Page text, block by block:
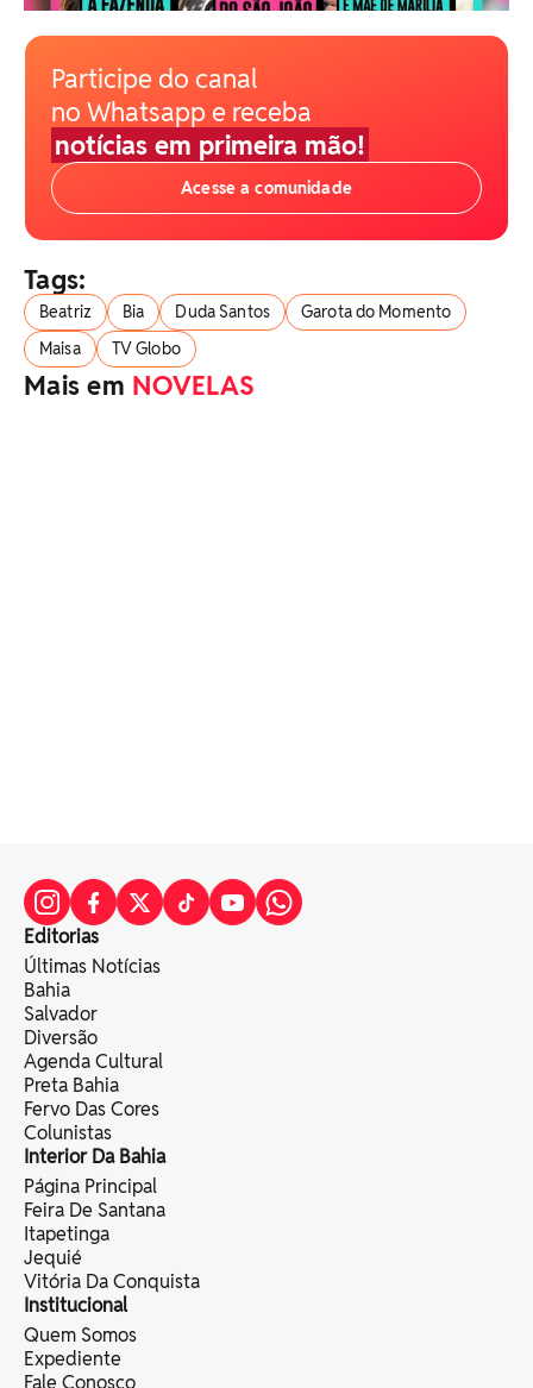
Participe do canal
no Whatsapp e receba
notícias em primeira mão!
Acesse a comunidade
Tags:
Beatriz Bia Duda Santos
Garota do Momento
Maisa
TV Globo
Mais em NOVELAS
Editorias
Últimas Notícias
Bahia
Salvador
Diversão
Agenda Cultural
Preta Bahia
Fervo Das Cores
Colunistas
Interior Da Bahia
Página Principal
Feira De Santana
Itapetinga
Jequié
Vitória Da Conquista
Institucional
Quem Somos
Expediente
Fale Conosco